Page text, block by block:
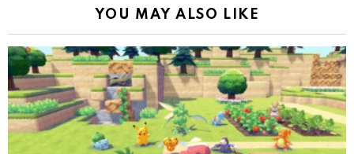
YOU MAY ALSO LIKE